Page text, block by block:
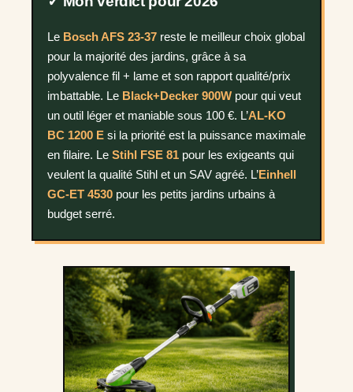
Le Bosch AFS 23-37 reste le meilleur choix global
pour la majorité des jardins, grâce à sa
polyvalence fil + lame et son rapport qualité/prix
imbattable. Le Black+Decker 900W pour qui veut
un outil léger et maniable sous 100 €. L’AL-KO
BC 1200 E si la priorité est la puissance maximale
en filaire. Le Stihl FSE 81 pour les exigeants qui
veulent la qualité Stihl et un SAV agréé. L’Einhell
GC-ET 4530 pour les petits jardins urbains à
budget serré.